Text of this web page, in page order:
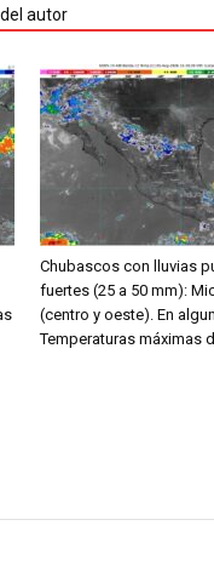
autor
Chubascos con lluvias
fuertes (25 a 50 mm):
(centro y oeste). En
Temperaturas máximas